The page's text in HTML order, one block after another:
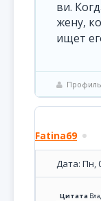
ви.
жену,
ищет
Профиль
Fatina69
Дата: Пн,
Цитата